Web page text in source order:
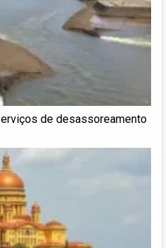
de desassoreamento